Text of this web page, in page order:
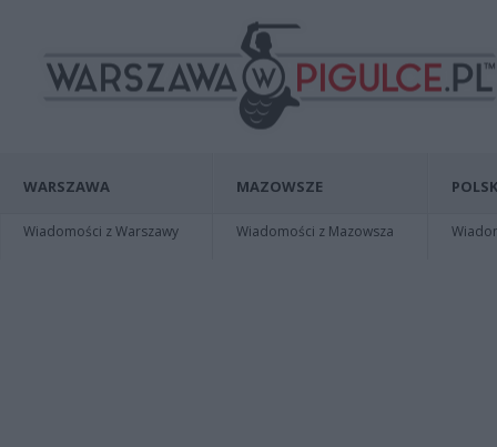
WARSZAWA
Wiadomości z Warszawy
MAZOWSZE
Wiadomości z Mazowsza